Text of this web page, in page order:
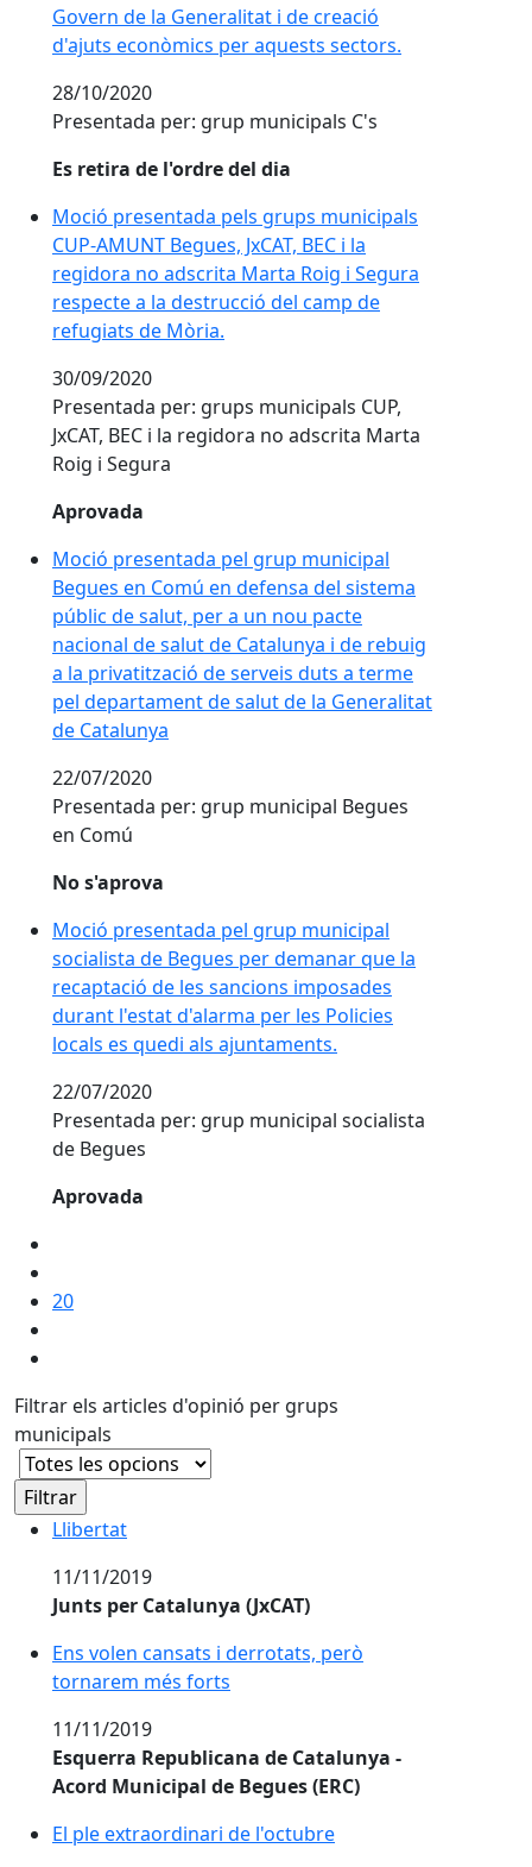
Govern de la Generalitat i de creació
d'ajuts econòmics per aquests sectors.
28/10/2020
Presentada per: grup municipals C's
Es retira de l'ordre del dia
Moció presentada pels grups municipals
CUP-AMUNT Begues, JxCAT, BEC i la
regidora no adscrita Marta Roig i Segura
respecte a la destrucció del camp de
refugiats de Mòria.
30/09/2020
Presentada per: grups municipals CUP,
JxCAT, BEC i la regidora no adscrita Marta
Roig i Segura
Aprovada
Moció presentada pel grup municipal
Begues en Comú en defensa del sistema
públic de salut, per a un nou pacte
nacional de salut de Catalunya i de rebuig
a la privatització de serveis duts a terme
pel departament de salut de la Generalitat
de Catalunya
22/07/2020
Presentada per: grup municipal Begues
en Comú
No s'aprova
Moció presentada pel grup municipal
socialista de Begues per demanar que la
recaptació de les sancions imposades
durant l'estat d'alarma per les Policies
locals es quedi als ajuntaments.
22/07/2020
Presentada per: grup municipal socialista
de Begues
Aprovada
20
Filtrar els articles d'opinió per grups
municipals
Llibertat
11/11/2019
Junts per Catalunya (JxCAT)
Ens volen cansats i derrotats, però
tornarem més forts
11/11/2019
Esquerra Republicana de Catalunya -
Acord Municipal de Begues (ERC)
El ple extraordinari de l'octubre